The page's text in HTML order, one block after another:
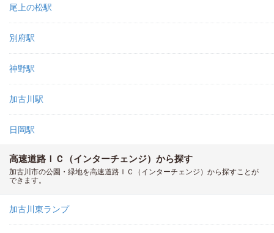
尾上の松駅
別府駅
神野駅
加古川駅
日岡駅
高速道路ＩＣ（インターチェンジ）から探す
加古川市の公園・緑地を高速道路ＩＣ（インターチェンジ）から探すことが
できます。
加古川東ランプ